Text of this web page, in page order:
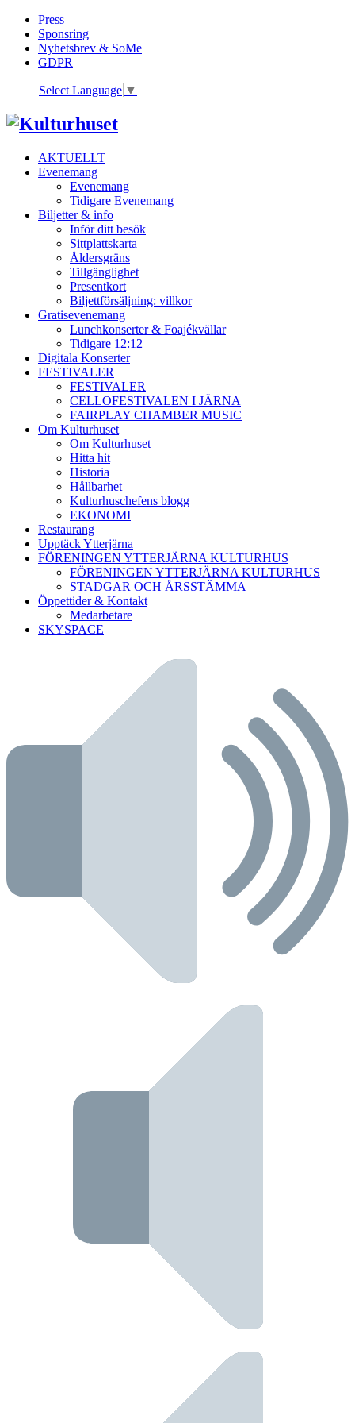
Press
Sponsring
Nyhetsbrev & SoMe
GDPR
Select Language ▼
AKTUELLT
Evenemang
Evenemang
Tidigare Evenemang
Biljetter & info
Inför ditt besök
Sittplattskarta
Åldersgräns
Tillgänglighet
Presentkort
Biljettförsäljning: villkor
Gratisevenemang
Lunchkonserter & Foajékvällar
Tidigare 12:12
Digitala Konserter
FESTIVALER
FESTIVALER
CELLOFESTIVALEN I JÄRNA
FAIRPLAY CHAMBER MUSIC
Om Kulturhuset
Om Kulturhuset
Hitta hit
Historia
Hållbarhet
Kulturhuschefens blogg
EKONOMI
Restaurang
Upptäck Ytterjärna
FÖRENINGEN YTTERJÄRNA KULTURHUS
FÖRENINGEN YTTERJÄRNA KULTURHUS
STADGAR OCH ÅRSSTÄMMA
Öppettider & Kontakt
Medarbetare
SKYSPACE